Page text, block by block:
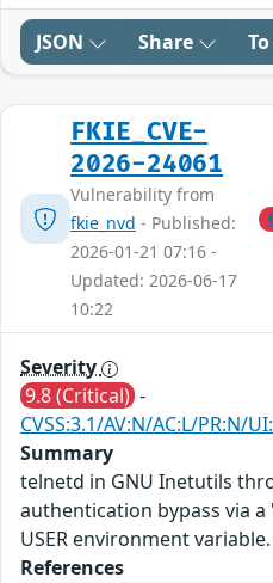
JSON Share
FKIE_CVE-
2026-24061
Vulnerability from
fkie_nvd - Published:
2026-01-21 07:16 -
Updated: 2026-06-17
10:22
Severity
9.8 (Critical) -
CVSS:3.1/AV:N/AC:L/PR:N/
Summary
telnetd in GNU Inetutils
authentication bypass via
USER environment variable.
References